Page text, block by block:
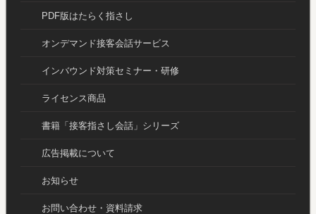
PDF版はたらく指さし
オンデマンド接客会話サービス
インバウンド対策セミナー・研修
ライセンス商品
書籍「接客指さし会話」シリーズ
広告掲載について
お知らせ
お問い合わせ・資料請求